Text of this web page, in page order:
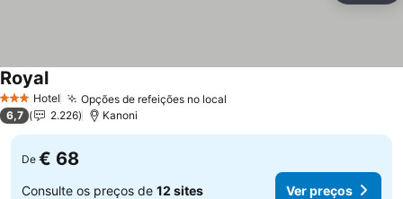
3 EstrelasHotel Opções de refeições no local
Royal
6,7 2.226 Kanoni
De € 68
Consulte os preços de 12 sites Ver preços